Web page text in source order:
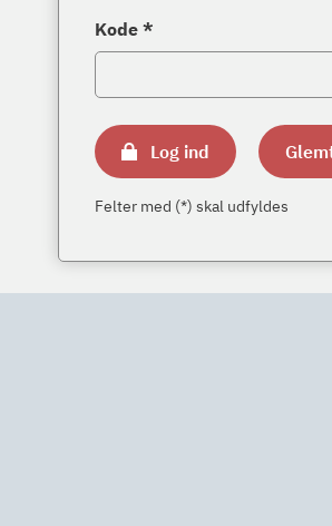
Kode *
Log ind
Felter med (*) skal udfyldes